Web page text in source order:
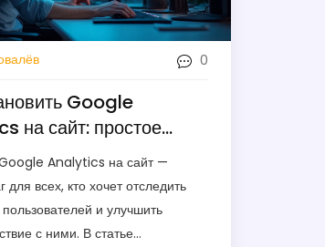
0
Google
на сайт: простое
Analytics на сайт —
всех, кто хочет отследить
и улучшить
с ними. В статье